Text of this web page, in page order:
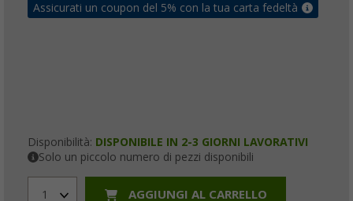
Assicurati un coupon del 5% con la tua carta fedeltà
Disponibilità: DISPONIBILE IN 2-3 GIORNI LAVORATIVI
Solo un piccolo numero di pezzi disponibili
1 AGGIUNGI AL CARRELLO